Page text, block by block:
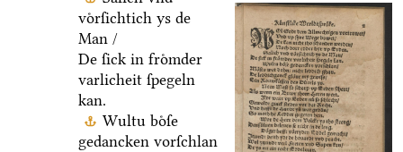
voͤrſichtich ys de
Man /
De ſick in froͤmder
varlicheit ſpegeln
kan.
Wultu boͤſe
gedancken vorſchlan